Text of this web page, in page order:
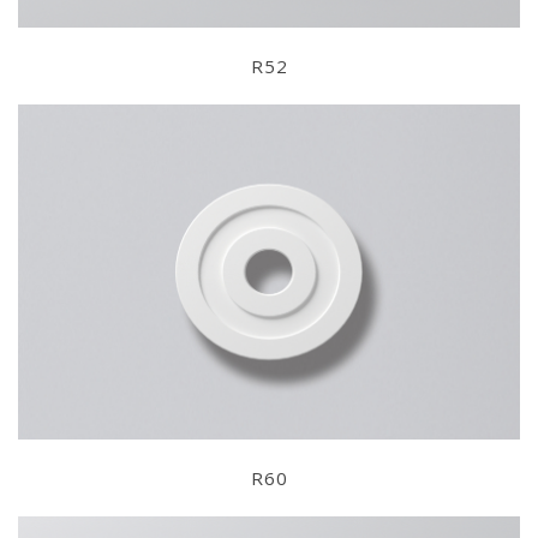
R52
R60